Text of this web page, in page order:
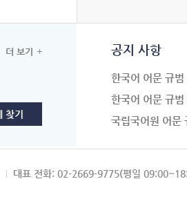
더 보기 공지 사항
한국어 어문 규
한국어 어문 규
국립국어원 어문
대표 전화: 02-2669-9775(평일